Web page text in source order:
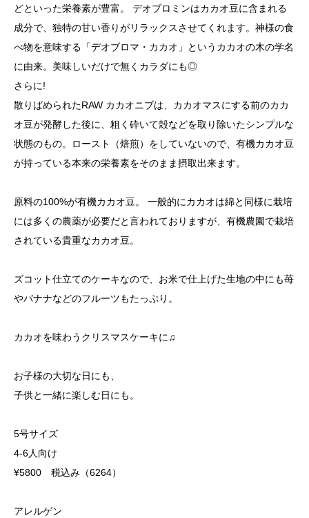
どといった栄養素が豊富。 デオブロミンはカカオ豆に含まれる
成分で、独特の甘い香りがリラックスさせてくれます。神様の食
べ物を意味する「デオブロマ・カカオ」というカカオの木の学名
に由来。美味しいだけで無くカラダにも◎
さらに!
散りばめられたRAW カカオニブは、カカオマスにする前のカカ
オ豆が発酵した後に、粗く砕いて殻などを取り除いたシンプルな
状態のもの。ロースト（焙煎）をしていないので、有機カカオ豆
が持っている本来の栄養素をそのまま摂取出来ます。
原料の100%が有機カカオ豆。 一般的にカカオは綿と同様に栽培
には多くの農薬が必要だと言われておりますが、有機農園で栽培
されている貴重なカカオ豆。
ズコット仕立てのケーキなので、お米で仕上げた生地の中にも苺
やバナナなどのフルーツもたっぷり。
カカオを味わうクリスマスケーキに♫
お子様の大切な日にも、
子供と一緒に楽しむ日にも。
5号サイズ
4-6人向け
¥5800 税込み（6264）
アレルゲン